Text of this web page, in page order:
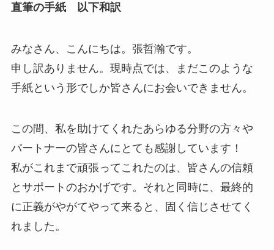
直筆の手紙 以下和訳
みなさん、こんにちは。張哲瀚です。
申し訳ありません。現時点では、まだこのような
手紙という形でしか皆さんにお会いできません。
この間、私を助けてくれたあらゆる分野の方々や
パートナーの皆さんにとても感謝しています！
私がこれまで頑張ってこれたのは、皆さんの信頼
とサポートのおかげです。それと同時に、最終的
に正義がやがてやって来ると、固く信じさせてく
れました。